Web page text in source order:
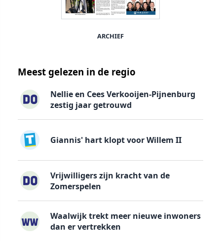
ARCHIEF
Meest gelezen in de regio
Nellie en Cees Verkooijen-Pijnenburg
zestig jaar getrouwd
Giannis' hart klopt voor Willem II
Vrijwilligers zijn kracht van de
Zomerspelen
Waalwijk trekt meer nieuwe inwoners
dan er vertrekken